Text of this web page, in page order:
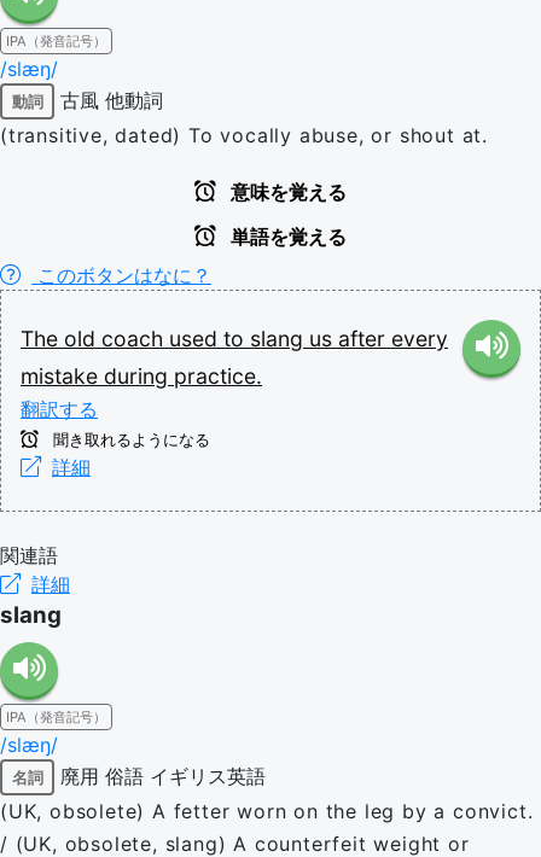
IPA（発音記号）
/slæŋ/
動詞 古風 他動詞
(transitive, dated) To vocally abuse, or shout at.
意味を覚える
単語を覚える
このボタンはなに？
The old coach used to slang us after every
mistake during practice.
翻訳する
聞き取れるようになる
詳細
関連語
詳細
slang
IPA（発音記号）
/slæŋ/
名詞 廃用 俗語 イギリス英語
(UK, obsolete) A fetter worn on the leg by a convict.
/ (UK, obsolete, slang) A counterfeit weight or